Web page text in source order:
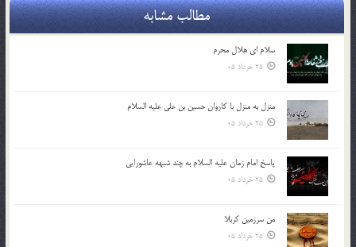
مطالب مشابه
سلام ای هلال محرم
25 خرداد 05
منزل به منزل با کاروان حسین بن علی علیه السلام
25 خرداد 05
پاسخ امام زمان علیه السلام به چند شبهه عاشورایی
25 خرداد 05
من سرزمین کربلا
25 خرداد 05